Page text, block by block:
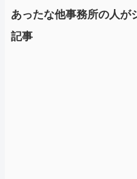
あったな他事務所の人が
記事